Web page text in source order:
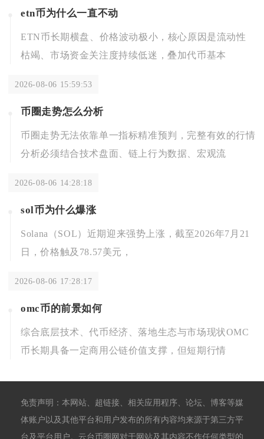
etn币为什么一直不动
ETN币长期横盘、价格波动极小，核心原因是流动性
枯竭、市场资金关注度持续低迷，叠加代币基本
2026-08-06 15:59:53
币圈走势怎么分析
币圈走势无法依靠单一指标精准预判，完整有效的行情
分析必须结合技术盘面、链上行为数据、宏观流
2026-08-06 14:28:18
sol币为什么爆涨
Solana（SOL）近期迎来强势上涨，截至2026年7月21
日，价格触及78.57美元，
2026-08-06 17:28:17
omc币的前景如何
综合底层技术、代币经济、落地生态与市场现状OMC
币长期具备一定商用公链价值支撑，但短期行情
免责声明：本网站、超链接、相关应用程序、论坛、博客等媒
体账户以及其他平台和用户发布的所有内容均来源于第三方平
台及平台用户。云台币圈网对于网站及其内容不作任何类型的